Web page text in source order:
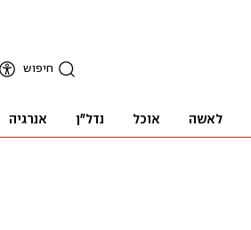
חיפוש
לאשה אוכל נדל"ן אנרגיה